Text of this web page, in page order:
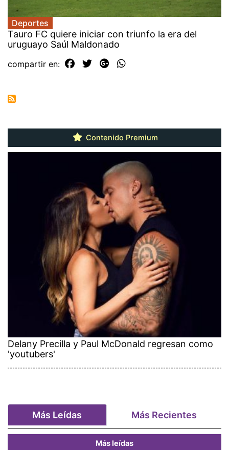
Deportes
Tauro FC quiere iniciar con triunfo la era del
uruguayo Saúl Maldonado
compartir en:
Contenido Premium
Delany Precilla y Paul McDonald regresan como
'youtubers'
Más Leídas Más Recientes
Más leídas